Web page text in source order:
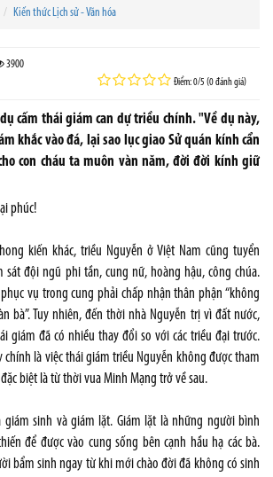
Kiến thức Lịch sử - Văn hóa
3900
Điểm: 0/5 (0 đánh giá)
cấm thái giám can dự triều chính. "Về dụ này,
khắc vào đá, lại sao lục giao Sử quán kính cẩn
con cháu ta muôn vàn năm, đời đời kính giữ
phúc!
kiến khác, triều Nguyễn ở Việt Nam cũng tuyển
sát đội ngũ phi tần, cung nữ, hoàng hậu, công chúa.
vụ trong cung phải chấp nhận thân phận “không
bà”. Tuy nhiên, đến thời nhà Nguyễn trị vì đất nước,
giám đã có nhiều thay đổi so với các triều đại trước.
là việc thái giám triều Nguyễn không được tham
biệt là từ thời vua Minh Mạng trở về sau.
giám sinh và giám lặt. Giám lặt là những người bình
để được vào cung sống bên cạnh hầu hạ các bà.
bẩm sinh ngay từ khi mới chào đời đã không có sinh